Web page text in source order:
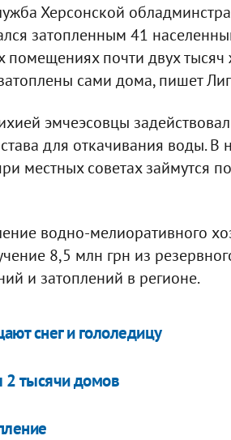
Херсонской
затопленным 41
помещениях почти двух
сами дома, пишет
эмчеэсовцы
для откачивания воды. В
местных советах займутся
водно-мелиоративного
8,5 млн грн из
и затоплений в регионе.
снег и гололедицу
2 тысячи домов